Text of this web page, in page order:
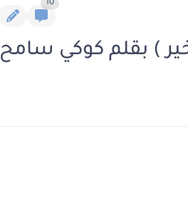
10
) بقلم كوكي سامح